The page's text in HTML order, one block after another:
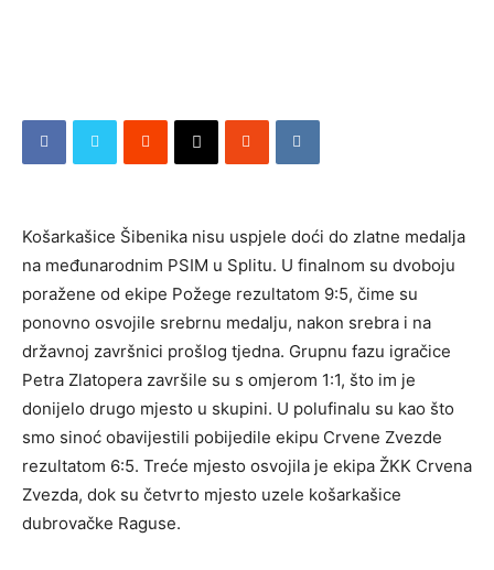
Košarkašice Šibenika nisu uspjele doći do zlatne medalja
na međunarodnim PSIM u Splitu. U finalnom su dvoboju
poražene od ekipe Požege rezultatom 9:5, čime su
ponovno osvojile srebrnu medalju, nakon srebra i na
državnoj završnici prošlog tjedna. Grupnu fazu igračice
Petra Zlatopera završile su s omjerom 1:1, što im je
donijelo drugo mjesto u skupini. U polufinalu su kao što
smo sinoć obavijestili pobijedile ekipu Crvene Zvezde
rezultatom 6:5. Treće mjesto osvojila je ekipa ŽKK Crvena
Zvezda, dok su četvrto mjesto uzele košarkašice
dubrovačke Raguse.